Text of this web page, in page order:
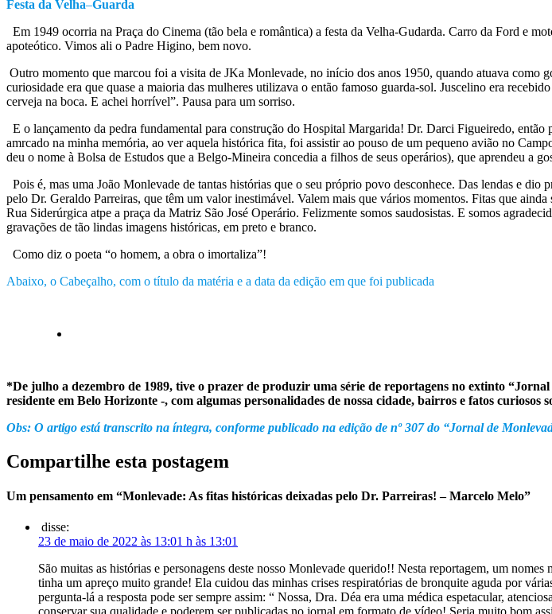
Festa da Velha–Guarda
Em 1949 ocorria na Praça do Cinema (tão bela e romântica) a festa da Velha-Gudarda. Carro da Ford e
apoteótico. Vimos ali o Padre Higino, bem novo.
Outro momento que marcou foi a visita de JKa Monlevade, no início dos anos 1950, quando atuava como
curiosidade era que quase a maioria das mulheres utilizava o então famoso guarda-sol. Juscelino era
cerveja na boca. E achei horrível”. Pausa para um sorriso.
E o lançamento da pedra fundamental para construção do Hospital Margarida! Dr. Darci Figueiredo,
amrcado na minha memória, ao ver aquela histórica fita, foi assistir ao pouso de um pequeno avião no
deu o nome à Bolsa de Estudos que a Belgo-Mineira concedia a filhos de seus operários), que aprendeu a
Pois é, mas uma João Monlevade de tantas histórias que o seu próprio povo desconhece. Das lendas e
pelo Dr. Geraldo Parreiras, que têm um valor inestimável. Valem mais que vários momentos. Fitas que
Rua Siderúrgica atpe a praça da Matriz São José Operário. Felizmente somos saudosistas. E somos
gravações de tão lindas imagens históricas, em preto e branco.
Como diz o poeta “o homem, a obra o imortaliza”!
Abaixo, o Cabeçalho, com o título da matéria e a data da edição em que foi publicada
*De julho a dezembro de 1989, tive o prazer de produzir uma série de reportagens no extinto
residente em Belo Horizonte -, com algumas personalidades de nossa cidade, bairros e fatos
Obs: O artigo está transcrito na íntegra, conforme publicado na edição de nº 307 do “Jornal de
Compartilhe esta postagem
Um pensamento em “Monlevade: As fitas históricas deixadas pelo Dr. Parreiras! – Marcelo Melo”
disse:
23 de maio de 2022 às 13:01 h às 13:01
São muitas as histórias e personagens deste nosso Monlevade querido!! Nesta reportagem, um
tinha um apreço muito grande! Ela cuidou das minhas crises respiratórias de bronquite aguda por
pergunta-lá a resposta pode ser sempre assim: “ Nossa, Dra. Déa era uma médica espetacular,